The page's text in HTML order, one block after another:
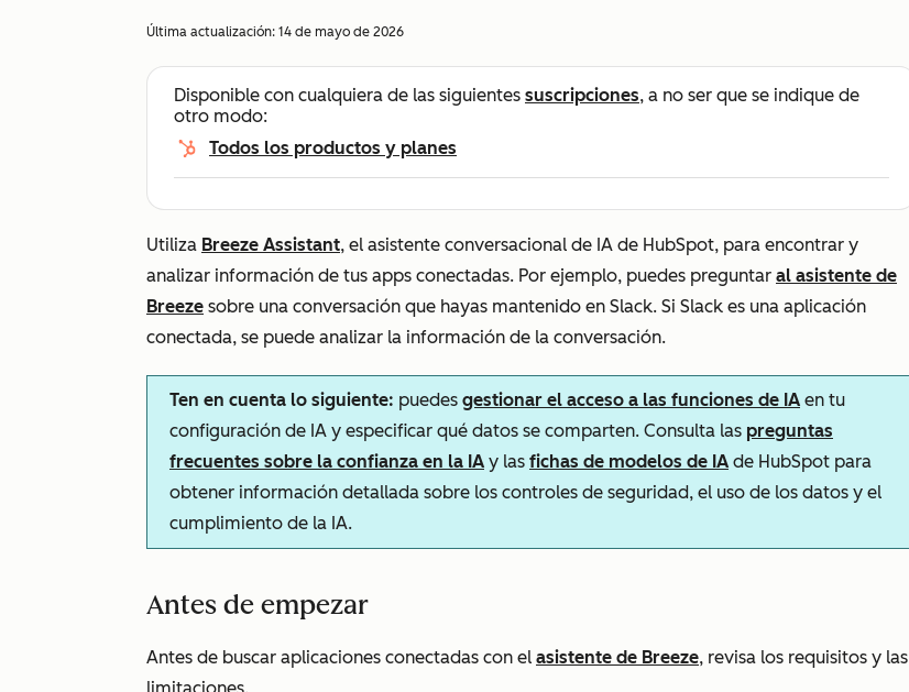
Última actualización: 14 de mayo de 2026
Disponible con cualquiera de las siguientes suscripciones, a no ser que se indique de
otro modo:
Todos los productos y planes
Utiliza Breeze Assistant, el asistente conversacional de IA de HubSpot, para encontrar y
analizar información de tus apps conectadas. Por ejemplo, puedes preguntar al asistente de
Breeze sobre una conversación que hayas mantenido en Slack. Si Slack es una aplicación
conectada, se puede analizar la información de la conversación.
Ten en cuenta lo siguiente: puedes gestionar el acceso a las funciones de IA en tu
configuración de IA y especificar qué datos se comparten. Consulta las preguntas
frecuentes sobre la confianza en la IA y las fichas de modelos de IA de HubSpot para
obtener información detallada sobre los controles de seguridad, el uso de los datos y el
cumplimiento de la IA.
Antes de empezar
Antes de buscar aplicaciones conectadas con el asistente de Breeze, revisa los requisitos y las